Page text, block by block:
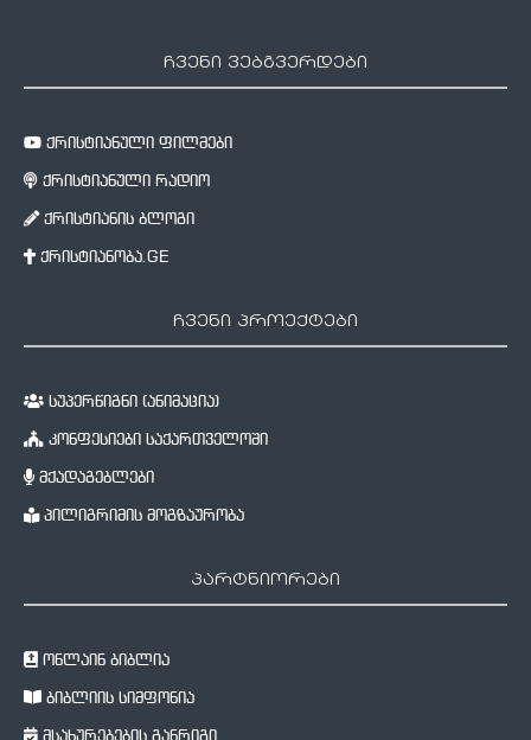
ჩვენი ვებგვერდები
ქრისტიანული ფილმები
ქრისტიანული რადიო
ქრისტიანის ბლოგი
ქრისტიანობა.GE
ჩვენი პროექტები
სუპერწიგნი (ანიმაცია)
კონფესიები საქართველოში
მქადაგებლები
პილიგრიმის მოგზაურობა
პარტნიორები
ონლაინ ბიბლია
ბიბლიის სიმფონია
მსახურებების განრიგი